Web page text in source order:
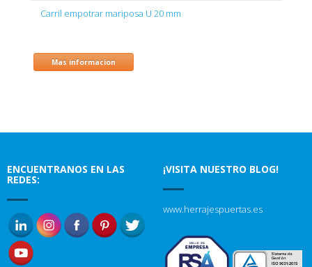
Carril empotrar mariposa U 20 mm
Mas informacion
ENCUENTRANOS EN LAS
REDES:
¡VISITA NUESTRO BLOG!
www.herrajespuertas.es